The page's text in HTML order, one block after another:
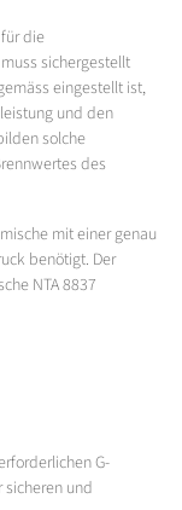
die
sichergestellt
eingestellt ist,
und den
solche
des
mit einer genau
benötigt. Der
NTA 8837
G-
sicheren und